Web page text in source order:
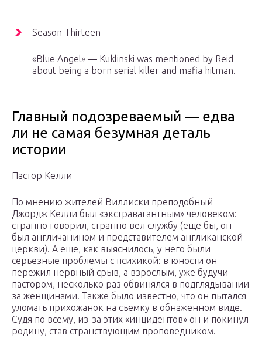
Season Thirteen
«Blue Angel» — Kuklinski was mentioned by Reid
about being a born serial killer and mafia hitman.
Главный подозреваемый — едва
ли не самая безумная деталь
истории
Пастор Келли
По мнению жителей Виллиски преподобный
Джордж Келли был «экстравагантным» человеком:
странно говорил, странно вел службу (еще бы, он
был англичанином и представителем англиканской
церкви). А еще, как выяснилось, у него были
серьезные проблемы с психикой: в юности он
пережил нервный срыв, а взрослым, уже будучи
пастором, несколько раз обвинялся в подглядывании
за женщинами. Также было известно, что он пытался
уломать прихожанок на съемку в обнаженном виде.
Судя по всему, из-за этих «инцидентов» он и покинул
родину, став странствующим проповедником.